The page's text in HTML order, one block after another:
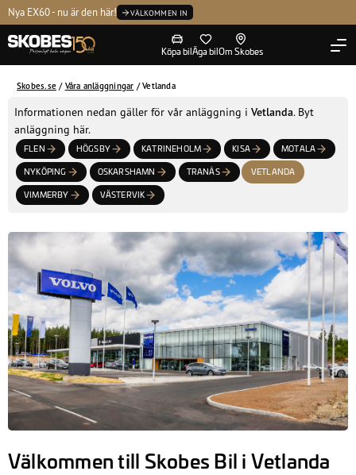
Personligt hela vägen sedan 1876 SKOBES FIRAR 150 ÅR
Köpa bilÄga bilOm Skobes
Kontakta oss
Tvätta
Skobes.se / Våra anläggningar /Vetlanda
Informationen nedan gäller för vår anläggning i Vetlanda. Byt
anläggning här.
FLEN HÖGSBY KATRINEHOLM KISA MOTALA
NYKÖPING OSKARSHAMN TRANÅS VETLANDA
VIMMERBY VÄSTERVIK
Välkommen till Skobes Bil i Vetlanda